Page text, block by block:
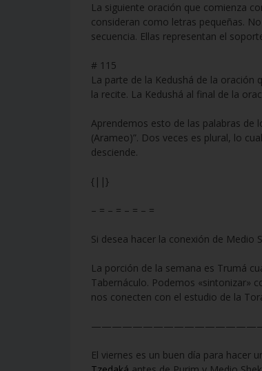
La siguiente oración que comienza
consideran como letras pequeñas.
secuencia. Ellas representan el
# 115
La parte de la Kedushá de la oración
la recite. La Kedushá al final de la
Aprendemos esto de las palabras de
(Arameo)”. Dos veces es plural, lo
desciende.
{||}
– = – = – = – =
Si desea hacer la conexión de Medio
La porción de la semana es Trumá
Tabernáculo. Podemos «sintonizar»
nos conecten con el estudio de la
El viernes es un buen día para hacer